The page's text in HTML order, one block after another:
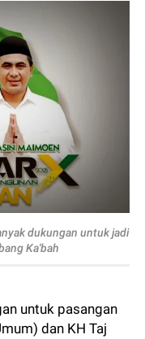
dukungan untuk jadi
Ka'bah
untuk pasangan
dan KH Taj